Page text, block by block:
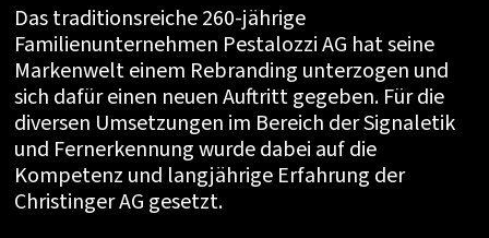
Das traditionsreiche 260-jährige
Familienunternehmen Pestalozzi AG hat seine
Markenwelt einem Rebranding unterzogen und
sich dafür einen neuen Auftritt gegeben. Für die
diversen Umsetzungen im Bereich der Signaletik
und Fernerkennung wurde dabei auf die
Kompetenz und langjährige Erfahrung der
Christinger AG gesetzt.